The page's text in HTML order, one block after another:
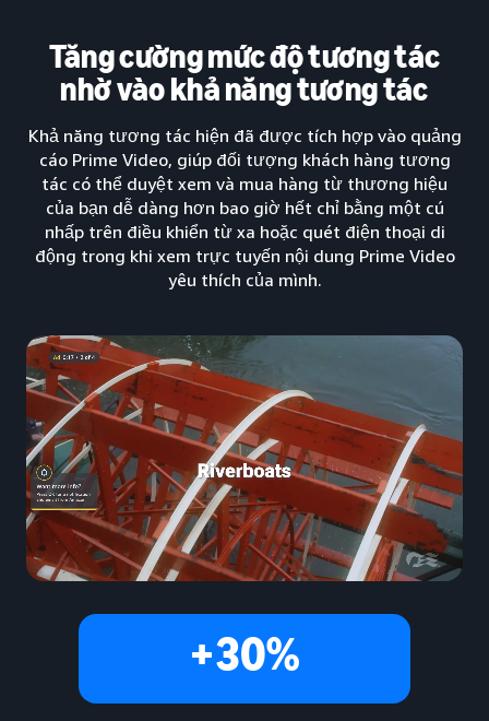
Tăng cường mức độ tương tác
nhờ vào khả năng tương tác
Khả năng tương tác hiện đã được tích hợp vào quảng
cáo Prime Video, giúp đối tượng khách hàng tương
tác có thể duyệt xem và mua hàng từ thương hiệu
của bạn dễ dàng hơn bao giờ hết chỉ bằng một cú
nhấp trên điều khiển từ xa hoặc quét điện thoại di
động trong khi xem trực tuyến nội dung Prime Video
yêu thích của mình.
+30%